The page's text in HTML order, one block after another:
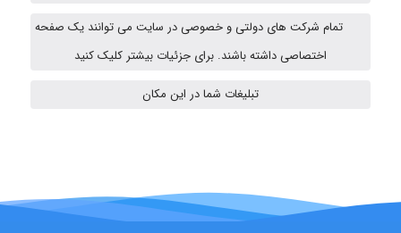
HaddadiMahsa
USER124
تمام شرکت های دولتی و خصوصی در سایت می توانند یک صفحه
اختصاصی داشته باشند. برای جزئیات بیشتر کلیک کنید
تبلیغات شما در این مکان